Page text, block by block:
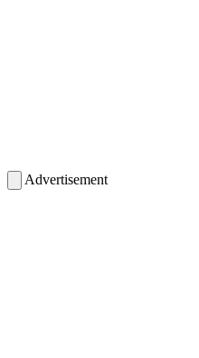
Advertisement